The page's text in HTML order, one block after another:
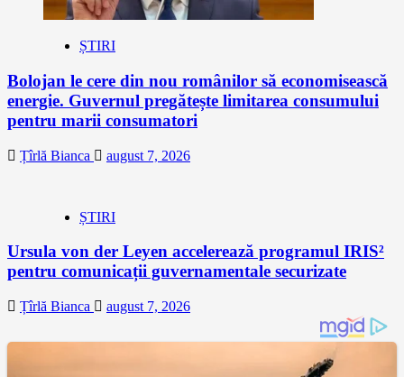
ȘTIRI
Bolojan le cere din nou românilor să economisească
energie. Guvernul pregătește limitarea consumului
pentru marii consumatori
Țîrlă Bianca august 7, 2026
ȘTIRI
Ursula von der Leyen accelerează programul IRIS²
pentru comunicații guvernamentale securizate
Țîrlă Bianca august 7, 2026